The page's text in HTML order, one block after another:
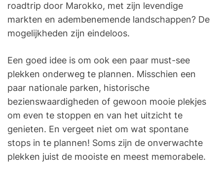
roadtrip door Marokko, met zijn levendige
markten en adembenemende landschappen? De
mogelijkheden zijn eindeloos.
Een goed idee is om ook een paar must-see
plekken onderweg te plannen. Misschien een
paar nationale parken, historische
bezienswaardigheden of gewoon mooie plekjes
om even te stoppen en van het uitzicht te
genieten. En vergeet niet om wat spontane
stops in te plannen! Soms zijn de onverwachte
plekken juist de mooiste en meest memorabele.